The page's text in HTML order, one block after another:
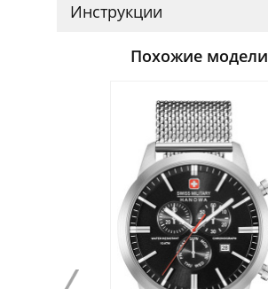
Инструкции
Похожие модели